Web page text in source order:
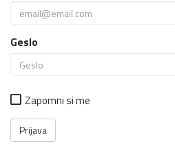
Geslo
Zapomni si me